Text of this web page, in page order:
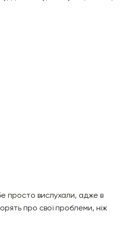
просто вислухали, адже в
про свої проблеми, ніж